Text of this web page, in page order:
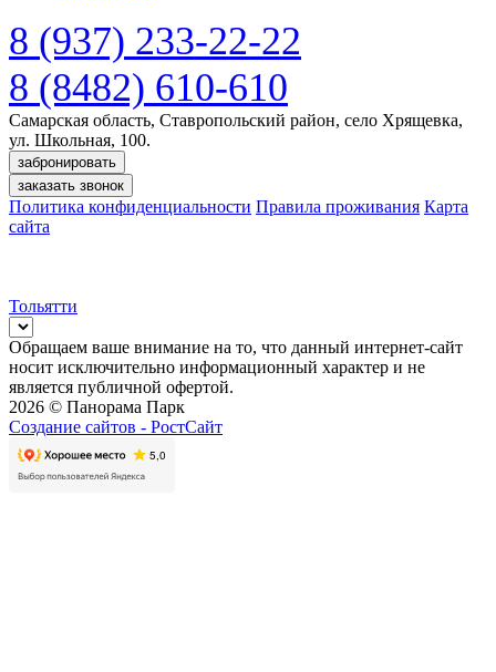
8 (937) 233-22-22
8 (8482) 610-610
Самарская область, Ставропольский район, село Хрящевка,
ул. Школьная, 100.
забронировать
заказать звонок
Политика конфиденциальности Правила проживания Карта
сайта
Тольятти
Обращаем ваше внимание на то, что данный интернет-сайт
носит исключительно информационный характер и не
является публичной офертой.
2026 © Панорама Парк
Создание сайтов - РостСайт